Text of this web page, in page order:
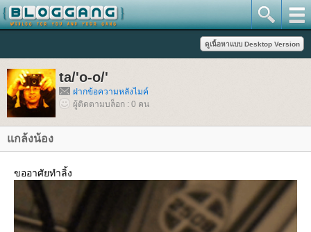
ta/'o-o/'
ฝากข้อความหลังไมค์
ผู้ติดตามบล็อก : 0 คน
กล้งน้อง
ขออาศัยทำลิ้ง